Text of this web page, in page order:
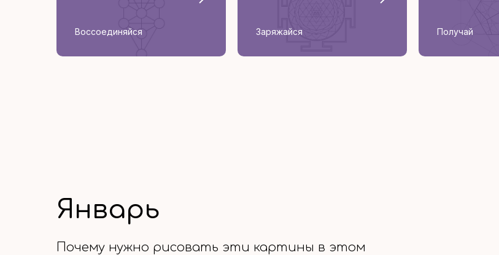
Воссоединяйся Заряжайся Получай
Январь
Почему нужно рисовать эти картины в этом